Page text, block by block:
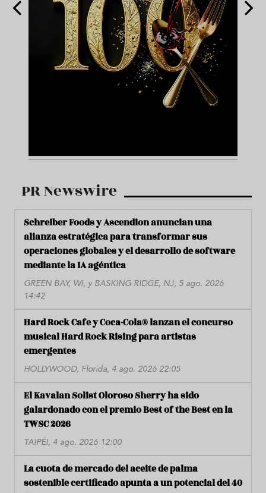
PR Newswire
Schreiber Foods y Ascendion anuncian una
alianza estratégica para transformar sus
operaciones globales y el desarrollo de software
mediante la IA agéntica
GREEN BAY, WI, y BASKING RIDGE, NJ, 5 ago. 2026
14:42
Hard Rock Cafe y Coca-Cola® lanzan el concurso
musical Hard Rock Rising para artistas
emergentes
HOLLYWOOD, Florida, 4 ago. 2026 22:05
El Kavalan Solist Oloroso Sherry ha sido
galardonado con el premio Best of the Best en la
TWSC 2026
TAIPÉI, 4 ago. 2026 12:00
La cuota de mercado del aceite de palma
sostenible certificado apunta a un potencial del 40